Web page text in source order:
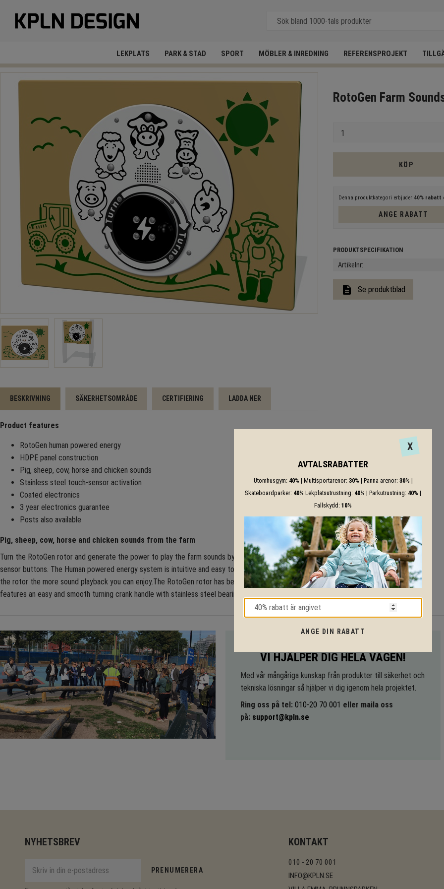
LEKPLATS PARK & STAD SPORT MÖBLER & INREDNING REFERENSPROJEKT
RotoGen Farm
KÖP
Denna produktkategori erbjuder 40% rabatt
ANGE RABATT
Artikelnr
description Se produktblad
BESKRIVNING SÄKERHETSOMRÅDE CERTIFIERING LADDA NER
Product features
RotoGen human powered energy
HDPE panel construction
Pig, sheep, cow, horse and chicken sounds
Stainless steel touch-sensor activation
Coated electronics
3 year electronics guarantee
Posts also available
Pig, sheep, cow, horse and chicken sounds from the farm
Turn the RotoGen rotor and generate the power to play the farm sounds by selection one of the five
sensor buttons. The Human powered energy system is intuitive and easy to rotate, the more you turn
the rotor the more sound playback you can enjoy.The RotoGen rotor has been improved and now
features an easy and smooth turning crank handle with stainless steel bearings.
VI HJÄLPER DIG HELA VÄGEN!
Med vår mångåriga kunskap från produkter till säkerhet och
tekniska lösningar så hjälper vi dig igenom hela projektet.
Ring oss på tel: 010-20 70 001 eller maila oss
på: support@kpln.se
NYHETSBREV
PRENUMERERA
KONTAKT
010 - 20 70 001
INFO@KPLN.SE
X
AVTALSRABATTER
Utomhusgym: 40% | Multisportarenor: 30% | Panna arenor: 30% |
Skateboardparker: 40% Lekplatsutrustning: 40% | Parkutrustning: 40% |
Fallskydd: 10%
ANGE DIN RABATT